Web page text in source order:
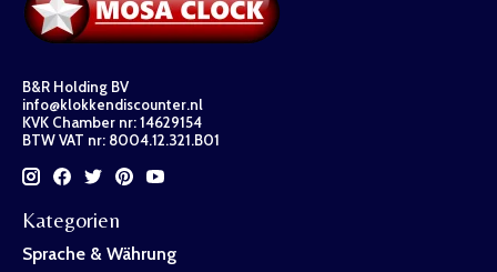
B&R Holding BV
info@klokkendiscounter.nl
KVK Chamber nr: 14629154
BTW VAT nr: 8004.12.321.B01
Kategorien
Sprache & Währung